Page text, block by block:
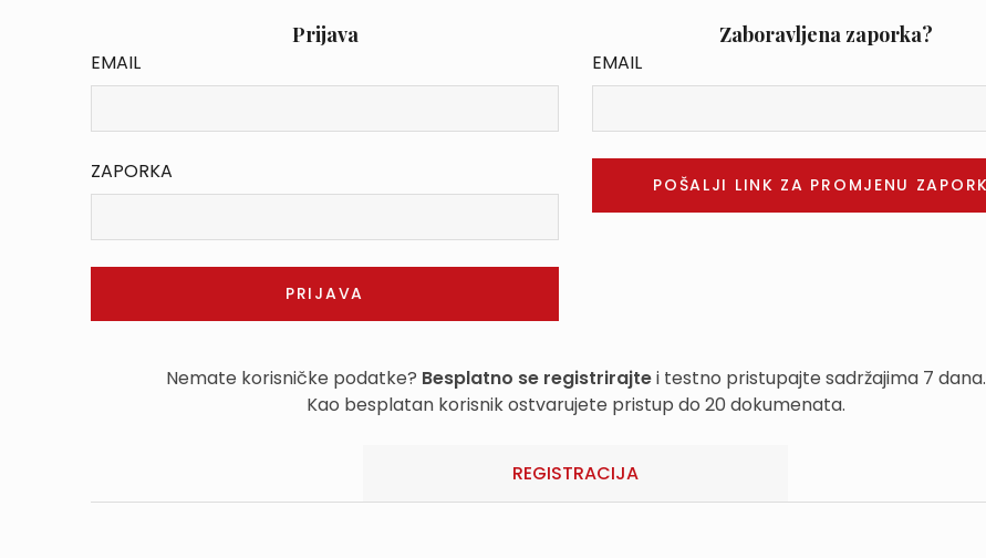
Prijava
EMAIL
ZAPORKA
Zaboravljena zaporka?
EMAIL
Nemate korisničke podatke? Besplatno se registrirajtei testno pristupajte sadržajima 7 dana.
Kao besplatan korisnik ostvarujete pristup do 20 dokumenata.
REGISTRACIJA